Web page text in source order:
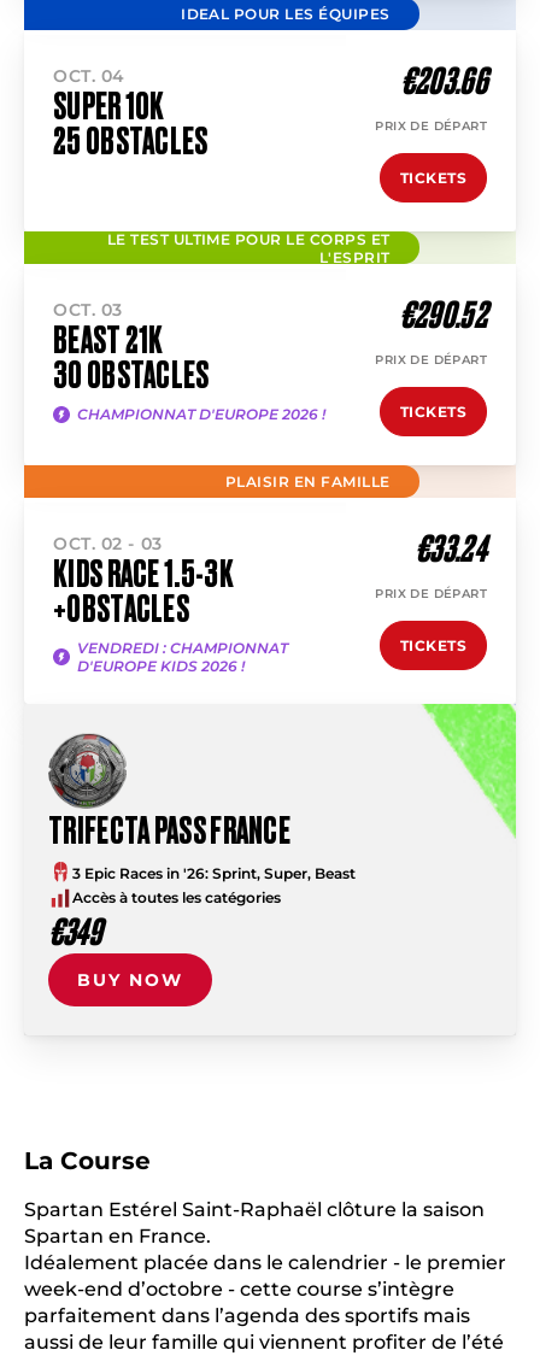
IDEAL POUR LES ÉQUIPES
OCT. 04
SUPER 10K
25 OBSTACLES
€203.66
PRIX DE DÉPART
TICKETS
LE TEST ULTIME POUR LE CORPS ET
L'ESPRIT
OCT. 03
BEAST 21K
30 OBSTACLES
CHAMPIONNAT D'EUROPE 2026 !
€290.52
PRIX DE DÉPART
TICKETS
PLAISIR EN FAMILLE
OCT. 02 - 03
KIDS RACE 1.5-3K
+OBSTACLES
VENDREDI : CHAMPIONNAT
D'EUROPE KIDS 2026 !
€33.24
PRIX DE DÉPART
TICKETS
TRIFECTA PASS FRANCE
3 Epic Races in '26: Sprint, Super, Beast
Accès à toutes les catégories
€349
BUY NOW
La Course
Spartan Estérel Saint-Raphaël clôture la saison
Spartan en France.
Idéalement placée dans le calendrier - le premier
week-end d’octobre - cette course s’intègre
parfaitement dans l’agenda des sportifs mais
aussi de leur famille qui viennent profiter de l’été